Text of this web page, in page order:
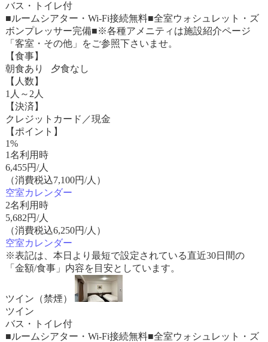
バス・トイレ付
■ルームシアター・Wi-Fi接続無料■全室ウォシュレット・ズ
ボンプレッサー完備■※各種アメニティは施設紹介ページ
「客室・その他」をご参照下さいませ。
【食事】
朝食あり 夕食なし
【人数】
1人～2人
【決済】
クレジットカード／現金
【ポイント】
1%
1名利用時
6,455円/人
（消費税込7,100円/人）
空室カレンダー
2名利用時
5,682円/人
（消費税込6,250円/人）
空室カレンダー
※表記は、本日より最短で設定されている直近30日間の
「金額/食事」内容を目安としています。
ツイン（禁煙）
ツイン
バス・トイレ付
■ルームシアター・Wi-Fi接続無料■全室ウォシュレット・ズ